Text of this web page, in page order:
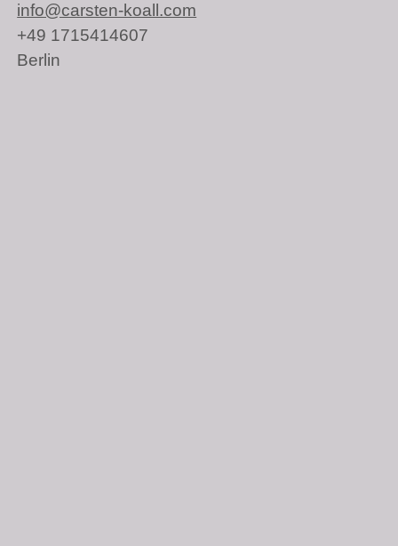
info@carsten-koall.com
+49 1715414607
Berlin